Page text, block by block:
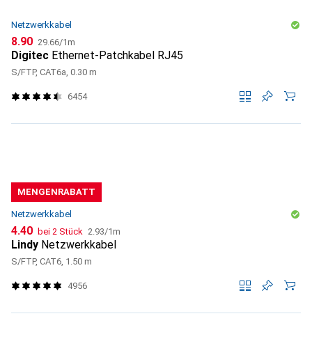
Netzwerkkabel
CHF
8.90 CHF
29.66/1m
Digitec Ethernet-Patchkabel RJ45
S/FTP, CAT6a, 0.30 m
6454
MENGENRABATT
Netzwerkkabel
CHF
4.40 bei 2 Stück CHF
2.93/1m
Lindy Netzwerkkabel
S/FTP, CAT6, 1.50 m
4956